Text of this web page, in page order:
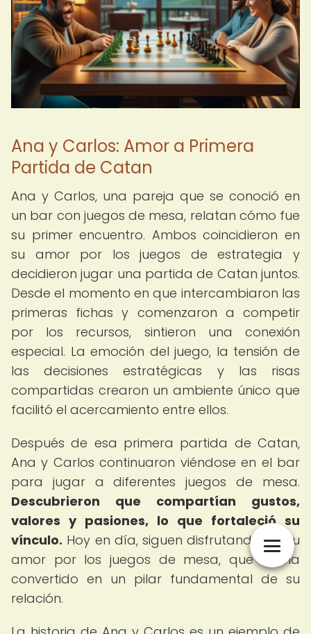
Ana y Carlos: Amor a Primera
Partida de Catan
Ana y Carlos, una pareja que se conoció en
un bar con juegos de mesa, relatan cómo fue
su primer encuentro. Ambos coincidieron en
su amor por los juegos de estrategia y
decidieron jugar una partida de Catan juntos.
Desde el momento en que intercambiaron las
primeras fichas y comenzaron a competir
por los recursos, sintieron una conexión
especial. La emoción del juego, la tensión de
las decisiones estratégicas y las risas
compartidas crearon un ambiente único que
facilitó el acercamiento entre ellos.
Después de esa primera partida de Catan,
Ana y Carlos continuaron viéndose en el bar
para jugar a diferentes juegos de mesa.
Descubrieron que compartían gustos,
valores y pasiones, lo que fortaleció su
vínculo. Hoy en día, siguen disfrutando de su
amor por los juegos de mesa, que se ha
convertido en un pilar fundamental de su
relación.